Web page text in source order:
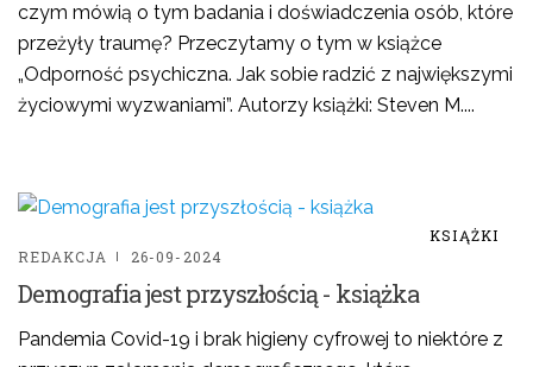
czym mówią o tym badania i doświadczenia osób, które
przeżyły traumę? Przeczytamy o tym w książce
„Odporność psychiczna. Jak sobie radzić z największymi
życiowymi wyzwaniami”. Autorzy książki: Steven M....
KSIĄŻKI
REDAKCJA
26-09-2024
Demografia jest przyszłością - książka
Pandemia Covid-19 i brak higieny cyfrowej to niektóre z